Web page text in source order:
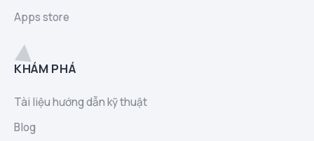
Apps store
KHÁM PHÁ
Tài liệu hướng dẫn kỹ thuật
Blog